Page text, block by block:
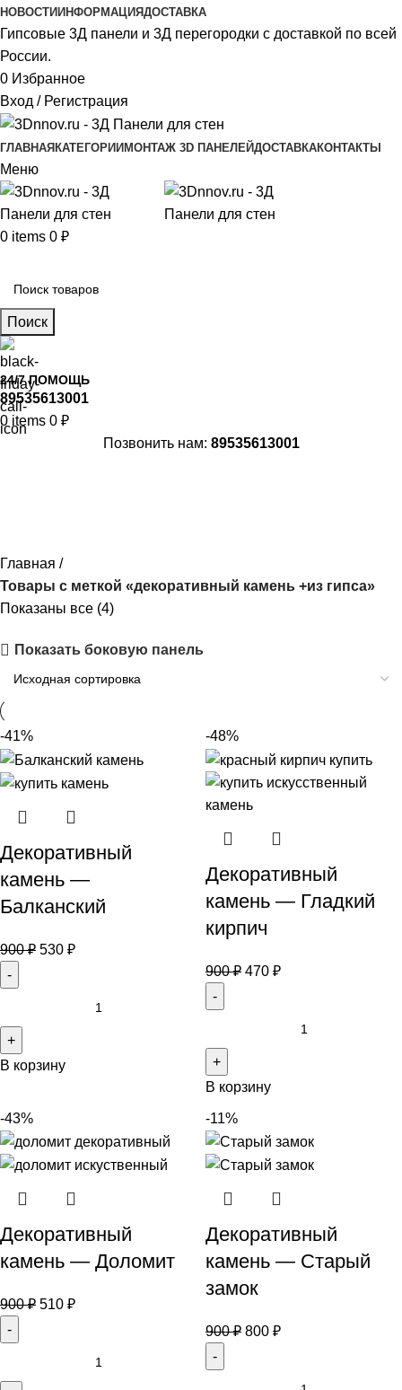
НОВОСТИ ИНФОРМАЦИЯДОСТАВКА
Гипсовые 3Д панели и 3Д перегородки с доставкой по всей
России.
0 Избранное
Вход / Регистрация
ГЛАВНАЯ КАТЕГОРИИ МОНТАЖ 3D ПАНЕЛЕЙДОСТАВКАКОНТАКТЫ
Меню
0 items 0 ₽
Поиск
24/7 ПОМОЩЬ
89535613001
0 items 0 ₽
Позвонить нам: 89535613001
Главная
Товары с меткой «декоративный камень +из гипса»
Показаны все (4)
Показать боковую панель
-41%
Декоративный
камень —
Балканский
900₽ 530 ₽
В корзину
-48%
Декоративный
камень — Гладкий
кирпич
900₽ 470 ₽
В корзину
-43%
Декоративный
камень — Доломит
900₽ 510 ₽
-11%
Декоративный
камень — Старый
замок
900₽ 800 ₽